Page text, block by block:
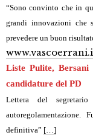
“Sono convinto che in
grandi innovazioni che
prevedere un buon
Liste Pulite,
candidature del PD
Lettera del
definitiva” […]